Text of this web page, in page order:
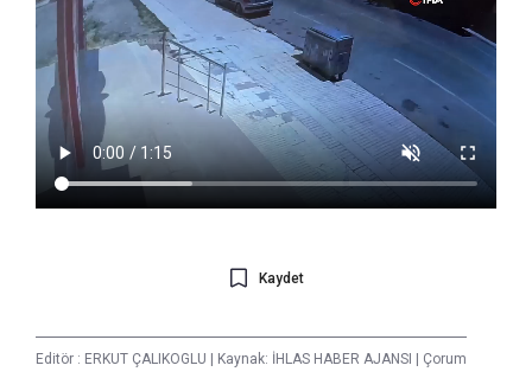
Kaydet
Editör : ERKUT ÇALIKOGLU | Kaynak: İHLAS HABER AJANSI | Çorum